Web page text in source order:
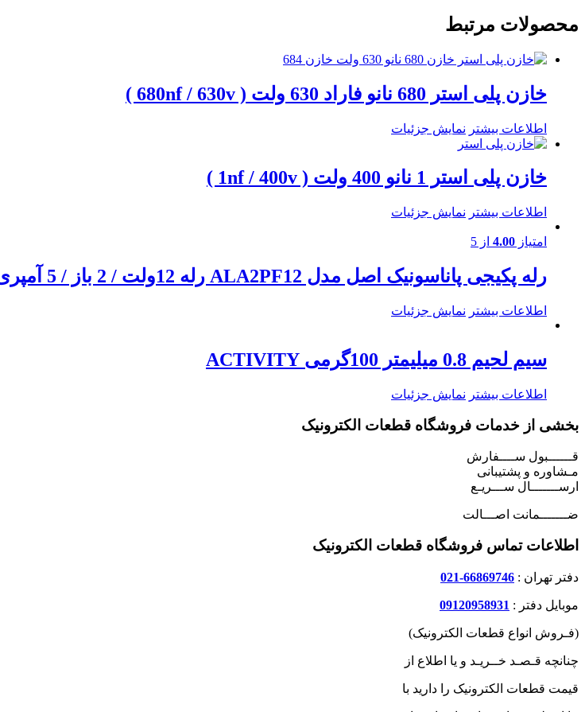
محصولات مرتبط
خازن پلی استر 680 نانو فاراد 630 ولت ( 680nf / 630v )
اطلاعات بیشتر نمایش جزئیات
خازن پلی استر 1 نانو 400 ولت ( 1nf / 400v )
اطلاعات بیشتر نمایش جزئیات
امتیاز 4.00 از 5
رله پکیجی پاناسونیک اصل مدل ALA2PF12 رله 12ولت / 2 باز / 5 آمپری / 6 پین
اطلاعات بیشتر نمایش جزئیات
سیم لحیم 0.8 میلیمتر 100گرمی ACTIVITY
اطلاعات بیشتر نمایش جزئیات
بخشی از خدمات فروشگاه قطعات الکترونیک
قــــــبول ســــفارش
مـشاوره و پشتیبانی
ارســـــــال ســـریـع
ضـــــــمانت اصـــالت
اطلاعات تماس فروشگاه قطعات الکترونیک
دفتر تهران : 66869746-021
موبایل دفتر : 09120958931
(فـروش انواع قطعات الکترونیک)
چنانچه قـصـد خــریـد و یا اطلاع از
قیمت قطعات الکترونیک را دارید با